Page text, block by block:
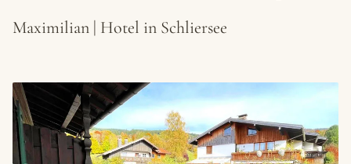
Maximilian | Hotel in Schliersee